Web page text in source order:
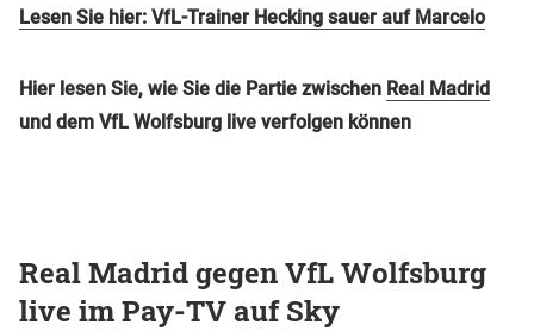
Lesen Sie hier: VfL-Trainer Hecking sauer auf Marcelo
Hier lesen Sie, wie Sie die Partie zwischen Real Madrid
und dem VfL Wolfsburg live verfolgen können
Real Madrid gegen VfL Wolfsburg
live im Pay-TV auf Sky